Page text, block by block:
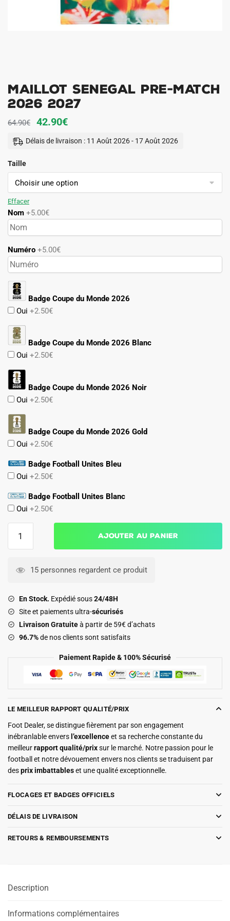
Maillot Senegal Pre-Match
2026 2027
64.90€
Le
prix
64.90€.
42.90€Le
prix
42.90€.
Délais de livraison : 11 Août 2026 - 17 Août 2026
Taille
Effacer
Nom +5.00€
Numéro +5.00€
Badge Coupe du Monde 2026
Oui +2.50€
Badge Coupe du Monde 2026 Blanc
Oui +2.50€
Badge Coupe du Monde 2026 Noir
Oui +2.50€
Badge Coupe du Monde 2026 Gold
Oui +2.50€
Badge Football Unites Bleu
Oui +2.50€
Badge Football Unites Blanc
Oui +2.50€
Senegal
2026
2027
Ajouter au panier
15 personnes regardent ce produit
En Stock. Expédié sous24/48H
Site et paiements ultra-sécurisés
Livraison Gratuiteà partir de 59€ d’achats
96.7%de nos clients sont satisfaits
Paiement Rapide & 100% Sécurisé
LE MEILLEUR RAPPORT QUALITÉ/PRIX
Foot Dealer, se distingue fièrement par son engagement
inébranlable envers l’excellenceet sa recherche constante du
meilleurrapport qualité/prixsur le marché. Notre passion pour le
football et notre dévouement envers nos clients se traduisent par
desprix imbattableset une qualité exceptionnelle.
FLOCAGES ET BADGES OFFICIELS
DÉLAIS DE LIVRAISON
RETOURS & REMBOURSEMENTS
Description
Informations complémentaires